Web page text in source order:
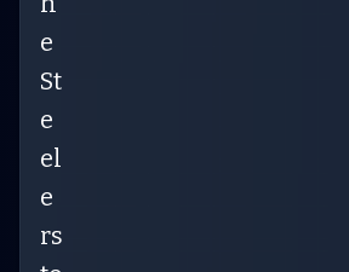
e
St
e
el
e
rs